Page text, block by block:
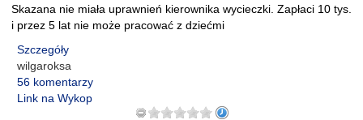
Skazana nie miała uprawnień kierownika wycieczki. Zapłaci 10 tys.
i przez 5 lat nie może pracować z dziećmi
Szczegóły
wilgaroksa
56 komentarzy
Link na Wykop